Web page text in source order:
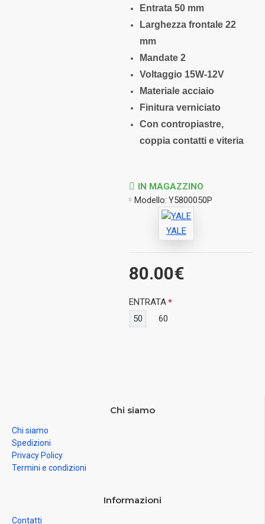
Entrata50 mm
Larghezza frontale 22
mm
Mandate2
Voltaggio 15W-12V
Materiale acciaio
Finituraverniciato
Con contropiastre,
coppia contatti e viteria
80.00€
IN MAGAZZINO
Modello: Y5800050P
YALE
ENTRATA
50
60
Chi siamo
Chi siamo
Spedizioni
Privacy Policy
Termini e condizioni
Informazioni
Contatti